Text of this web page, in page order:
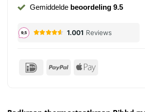
Gemiddelde beoordeling 9.5
IDeal PayPal Apple